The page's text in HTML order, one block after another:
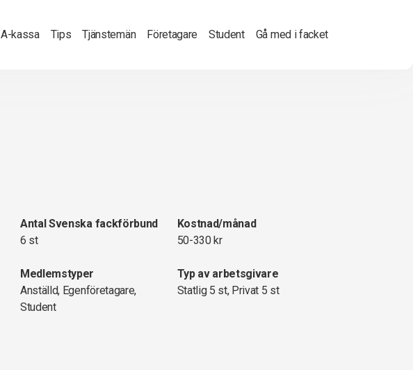
A-kassa Tips Tjänstemän Företagare Student Gå med i facket
Antal Svenska fackförbund
6 st
Kostnad/månad
50-330 kr
Medlemstyper
Anställd, Egenföretagare,
Student
Typ av arbetsgivare
Statlig 5 st, Privat 5 st